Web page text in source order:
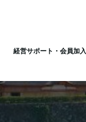
経営サポート・会員加入